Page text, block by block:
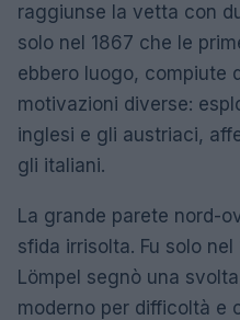
raggiunse la vetta con
solo nel 1867 che le
ebbero luogo, compiute
motivazioni diverse:
inglesi e gli austriaci,
gli italiani.
La grande parete nord-
sfida irrisolta. Fu solo
Lömpel segnò una
moderno per difficoltà e